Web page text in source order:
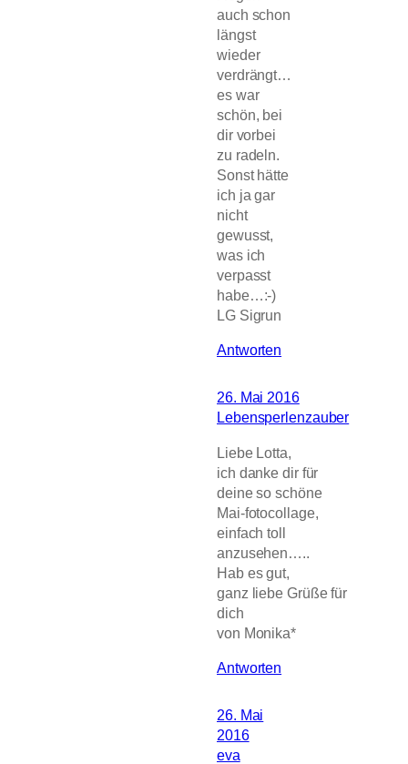
auch schon
längst
wieder
verdrängt…
es war
schön, bei
dir vorbei
zu radeln.
Sonst hätte
ich ja gar
nicht
gewusst,
was ich
verpasst
habe…:-)
LG Sigrun
Antworten
26. Mai 2016
Lebensperlenzauber
Liebe Lotta,
ich danke dir für
deine so schöne
Mai-fotocollage,
einfach toll
anzusehen…..
Hab es gut,
ganz liebe Grüße für
dich
von Monika*
Antworten
26. Mai
2016
eva